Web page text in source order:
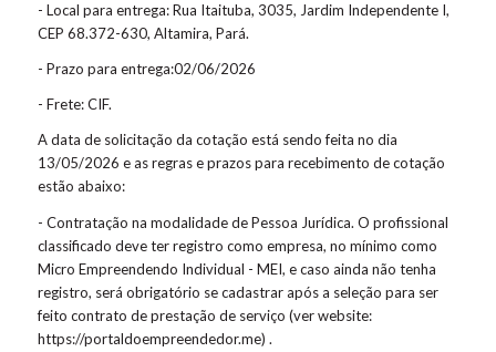
- Local para entrega: Rua Itaituba, 3035, Jardim Independente I,
CEP 68.372-630, Altamira, Pará.
- Prazo para entrega:02/06/2026
- Frete: CIF.
A data de solicitação da cotação está sendo feita no dia
13/05/2026 e as regras e prazos para recebimento de cotação
estão abaixo:
- Contratação na modalidade de Pessoa Jurídica. O profissional
classificado deve ter registro como empresa, no mínimo como
Micro Empreendendo Individual - MEI, e caso ainda não tenha
registro, será obrigatório se cadastrar após a seleção para ser
feito contrato de prestação de serviço (ver website:
https://portaldoempreendedor.me) .